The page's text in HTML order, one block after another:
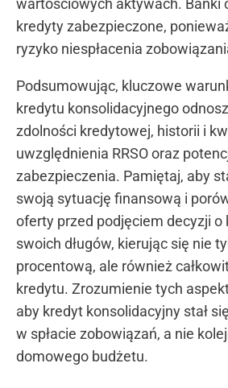
wartościowych aktywach. Banki
kredyty zabezpieczone,
ryzyko niespłacenia
Podsumowując, kluczowe
kredytu konsolidacyjnego
zdolności kredytowej, historii i
uwzględnienia RRSO oraz
zabezpieczenia. Pamiętaj, aby
swoją sytuację finansową i
oferty przed podjęciem decyzji o
swoich długów, kierując się nie
procentową, ale również
kredytu. Zrozumienie tych
aby kredyt konsolidacyjny stał
w spłacie zobowiązań, a nie
domowego budżetu.